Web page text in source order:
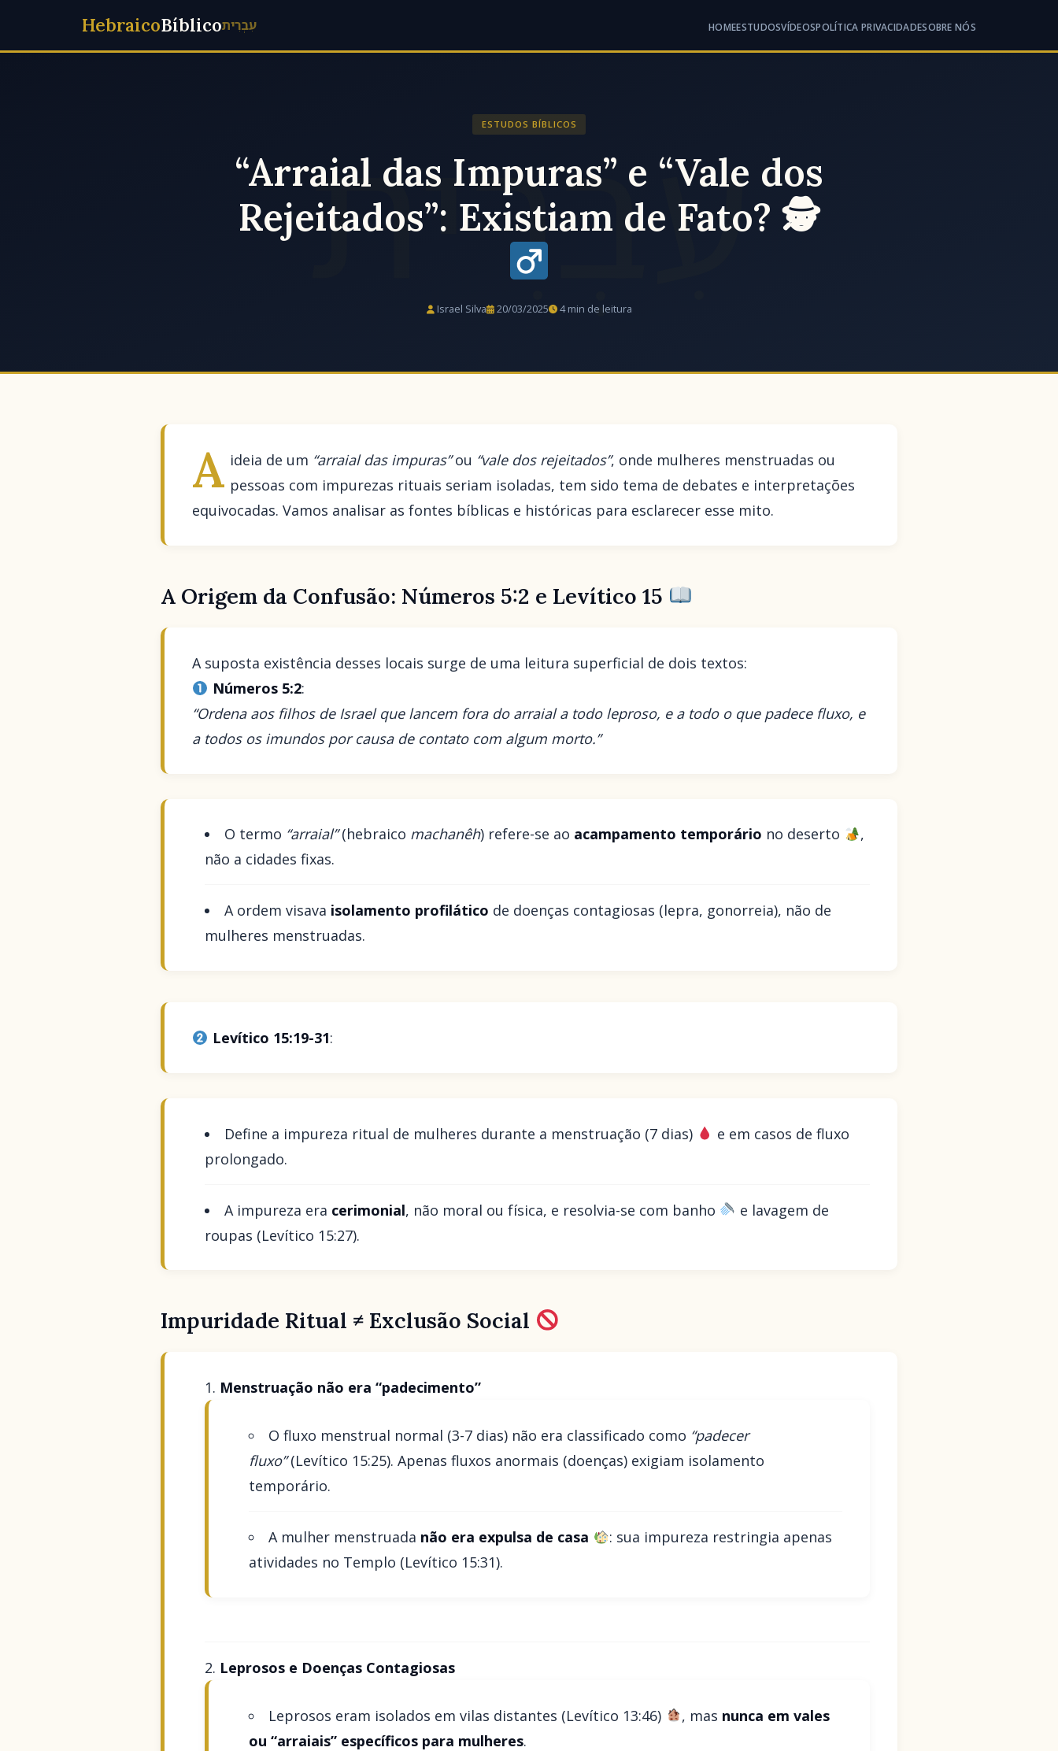
HebraicoBíblicoעִבְרִית HOMEESTUDOSVÍDEOSPOLÍTICA PRIVACIDADESOBRE NÓS
ESTUDOS BÍBLICOS
“Arraial das Impuras” e “Vale dos
Rejeitados”: Existiam de Fato? 🕵
Israel Silva 20/03/2025 4 min de leitura
A ideia de um “arraial das impuras”ou “vale dos rejeitados”, onde mulheres menstruadas ou
pessoas com impurezas rituais seriam isoladas, tem sido tema de debates e interpretações
equivocadas. Vamos analisar as fontes bíblicas e históricas para esclarecer esse mito.
A Origem da Confusão: Números 5:2 e Levítico 15
A suposta existência desses locais surge de uma leitura superficial de dois textos:
Números 5:2:
“Ordena aos filhos de Israel que lancem fora do arraial a todo leproso, e a todo o que padece fluxo, e
a todos os imundos por causa de contato com algum morto.”
O termo “arraial”(hebraico machanêh) refere-se ao acampamento temporário no deserto
,
não a cidades fixas.
A ordem visava isolamento profilático de doenças contagiosas (lepra, gonorreia), não de
mulheres menstruadas.
Levítico 15:19-31:
Define a impureza ritual de mulheres durante a menstruação (7 dias)
e em casos de fluxo
prolongado.
A impureza era cerimonial, não moral ou física, e resolvia-se com banho
e lavagem de
roupas (Levítico 15:27).
Impuridade Ritual ≠ Exclusão Social
Menstruação não era “padecimento”
O fluxo menstrual normal (3-7 dias) não era classificado como “padecer
fluxo”(Levítico 15:25). Apenas fluxos anormais (doenças) exigiam isolamento
temporário.
A mulher menstruada não era expulsa de casa
: sua impureza restringia apenas
atividades no Templo (Levítico 15:31).
Leprosos e Doenças Contagiosas
Leprosos eram isolados em vilas distantes (Levítico 13:46) , mas nunca em vales
ou “arraiais” específicos para mulheres.